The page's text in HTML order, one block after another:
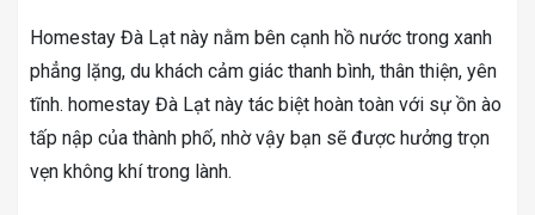
Homestay Đà Lạt này nằm bên cạnh hồ nước trong xanh
phẳng lặng, du khách cảm giác thanh bình, thân thiện, yên
tĩnh. homestay Đà Lạt này tác biệt hoàn toàn với sự ồn ào
tấp nập của thành phố, nhờ vậy bạn sẽ được hưởng trọn
vẹn không khí trong lành.